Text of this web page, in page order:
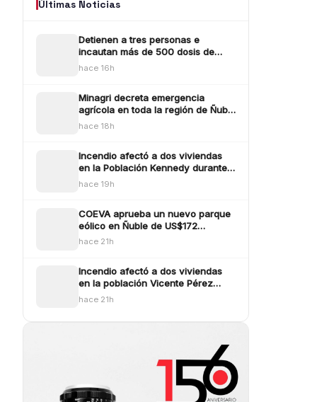
Últimas Noticias
Detienen a tres personas e
incautan más de 500 dosis de
droga en operativo por
hace 16h
Minagri decreta emergencia
agrícola en toda la región de Ñuble
tras efectos provocados por los
hace 18h
Incendio afectó a dos viviendas
en la Población Kennedy durante
este jueves
hace 19h
COEVA aprueba un nuevo parque
eólico en Ñuble de US$172
millones emplazado en Ñiquén y
hace 21h
Incendio afectó a dos viviendas
en la población Vicente Pérez
Rosales de Chillán
hace 21h